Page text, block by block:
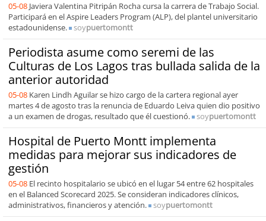
05-08 Javiera Valentina Pitripán Rocha cursa la carrera de Trabajo Social.
Participará en el Aspire Leaders Program (ALP), del plantel universitario
estadounidense.
soypuertomontt
Periodista asume como seremi de las
Culturas de Los Lagos tras bullada salida de la
anterior autoridad
05-08 Karen Lindh Aguilar se hizo cargo de la cartera regional ayer
martes 4 de agosto tras la renuncia de Eduardo Leiva quien dio positivo
a un examen de drogas, resultado que él cuestionó.
soypuertomontt
Hospital de Puerto Montt implementa
medidas para mejorar sus indicadores de
gestión
05-08 El recinto hospitalario se ubicó en el lugar 54 entre 62 hospitales
en el Balanced Scorecard 2025. Se consideran indicadores clínicos,
administrativos, financieros y atención.
soypuertomontt